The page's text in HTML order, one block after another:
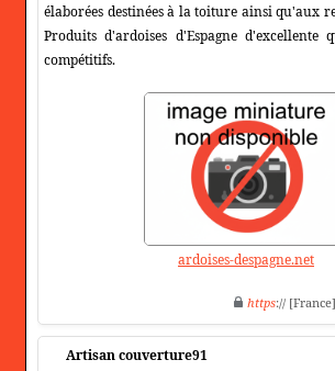
élaborées destinées à la toiture ainsi qu'aux
Produits d'ardoises d'Espagne
compétitifs.
ardoises-despagne.net
https://
Artisan couverture91